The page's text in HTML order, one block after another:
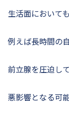
生活面において
例えば長時間の
前立腺を圧迫し
悪影響となる可